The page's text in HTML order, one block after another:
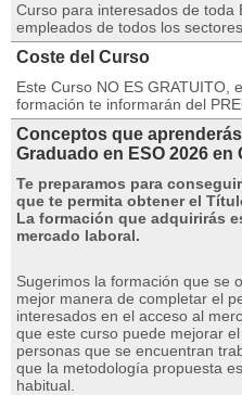
Curso para interesados de toda
empleados de todos los sectores
Coste del Curso
Este Curso NO ES GRATUITO,
formación te informarán del
Conceptos que
Graduado en ESO 2026 en
Te preparamos para
que te permita obtener el
La formación que adquirirás
mercado laboral.
Sugerimos la formación que se
mejor manera de completar el
interesados ​​​​en el acceso al
que este curso puede mejorar
personas que se encuentran
que la metodología propuesta
habitual.